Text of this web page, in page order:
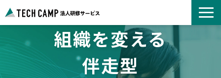
よくあるご質問
お知らせ
事例紹介一覧
組織を変える
伴走型